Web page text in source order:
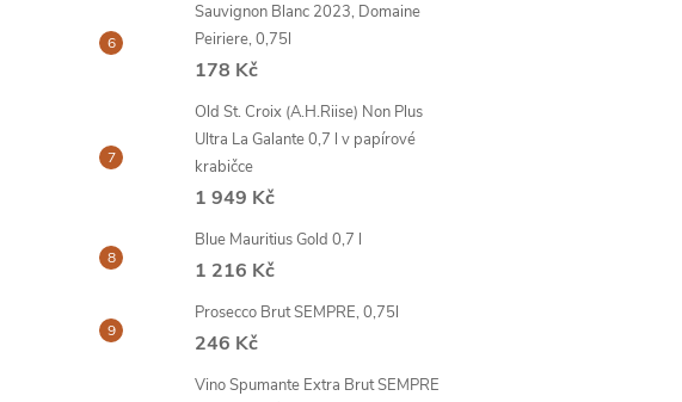
Sauvignon Blanc 2023, Domaine
Peiriere, 0,75l
178 Kč
Old St. Croix (A.H.Riise) Non Plus
Ultra La Galante 0,7 l v papírové
krabičce
1 949 Kč
Blue Mauritius Gold 0,7 l
1 216 Kč
Prosecco Brut SEMPRE, 0,75l
246 Kč
Vino Spumante Extra Brut SEMPRE